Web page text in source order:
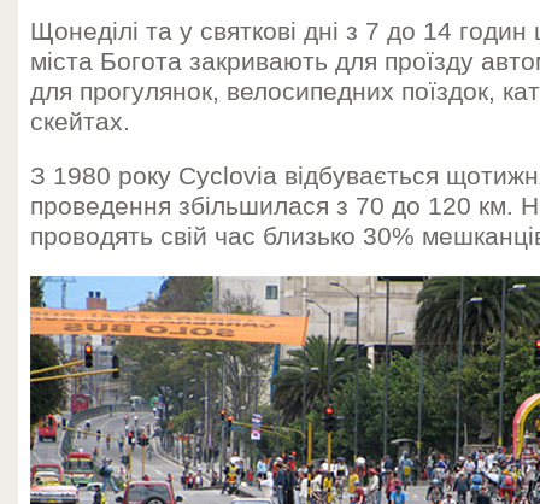
Щонеділі та у святкові дні з 7 до 14 годин
міста Богота закривають для проїзду
для прогулянок, велосипедних поїздок,
скейтах.
З 1980 року Cyclovia відбувається
проведення збільшилася з 70 до 120 км.
проводять свій час близько 30%